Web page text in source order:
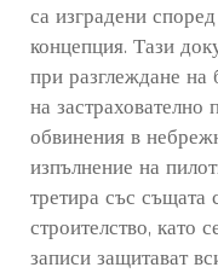
са изградени
концепция. Тази
при разглеждане на
на
обвинения в
изпълнение на
третира със същата
строителство, като
записи защитават